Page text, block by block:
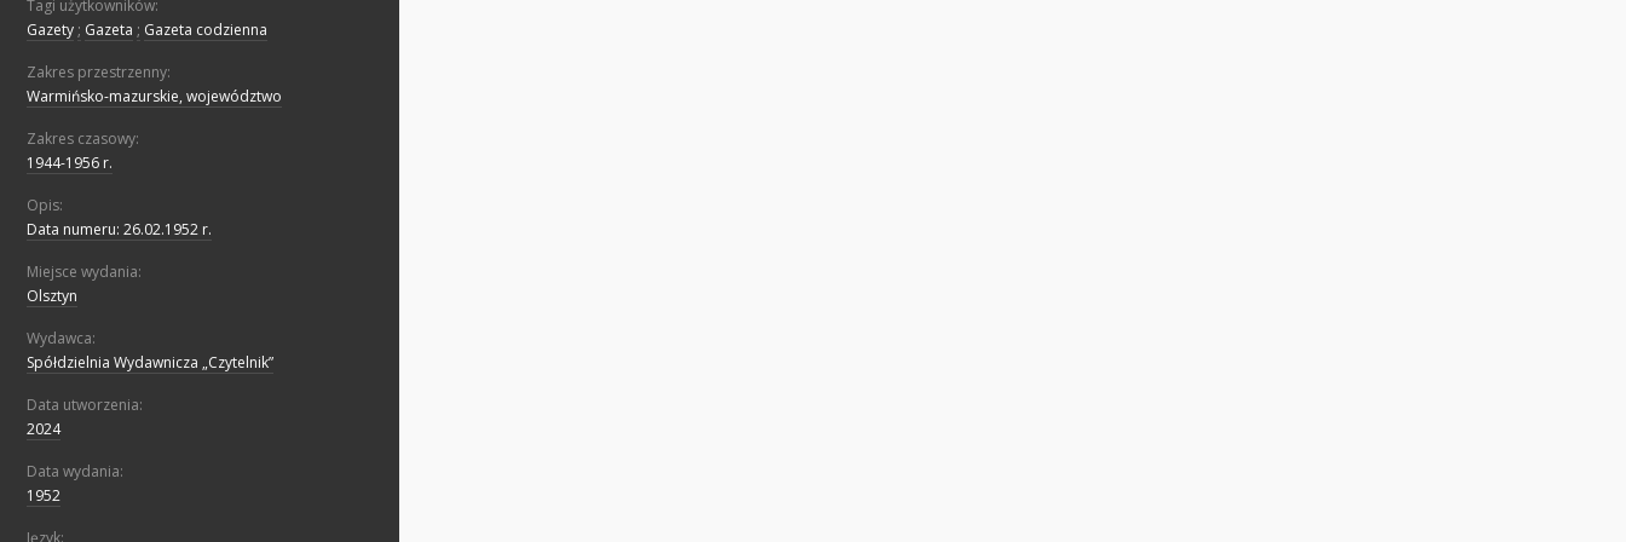
Tagi użytkowników:
Gazety ; Gazeta ; Gazeta codzienna
Zakres przestrzenny:
Warmińsko-mazurskie, województwo
Zakres czasowy:
1944-1956 r.
Opis:
Data numeru: 26.02.1952 r.
Miejsce wydania:
Olsztyn
Wydawca:
Spółdzielnia Wydawnicza „Czytelnik”
Data utworzenia:
2024
Data wydania:
1952